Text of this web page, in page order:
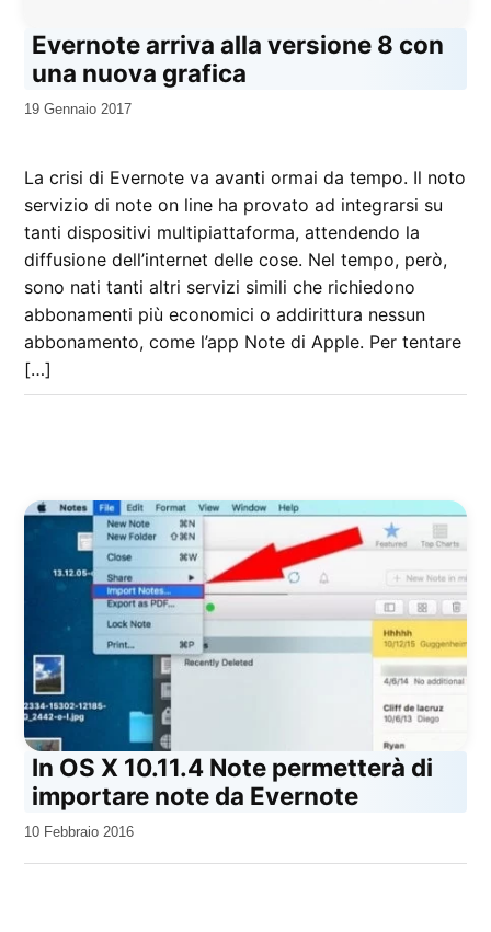
Evernote arriva alla versione 8 con
una nuova grafica
da
19 Gennaio 2017
La crisi di Evernote va avanti ormai da tempo. Il noto
servizio di note on line ha provato ad integrarsi su
tanti dispositivi multipiattaforma, attendendo la
diffusione dell’internet delle cose. Nel tempo, però,
sono nati tanti altri servizi simili che richiedono
abbonamenti più economici o addirittura nessun
abbonamento, come l’app Note di Apple. Per tentare
[…]
In OS X 10.11.4 Note permetterà di
importare note da Evernote
da
10 Febbraio 2016